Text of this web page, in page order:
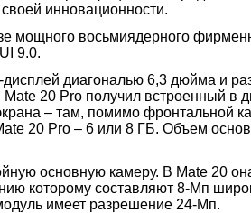
инновационности.
мощного восьмиядерного
9.0.
диагональю 6,3 дюйма и
20 Pro получил встроенный в
– там, помимо
20 Pro – 6 или 8 ГБ. Объем
основную камеру. В Mate 20
которому составляют 8-Мп
имеет разрешение 24-Мп.